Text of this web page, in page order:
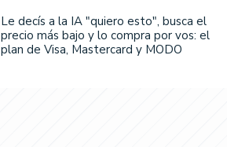
Le decís a la IA "quiero esto", busca el
precio más bajo y lo compra por vos: el
plan de Visa, Mastercard y MODO